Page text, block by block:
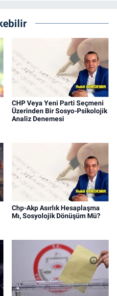
CHP Veya Yeni Parti Seçmeni
Üzerinden Bir Sosyo-Psikolojik
Analiz Denemesi
Chp-Akp Asırlık Hesaplaşma
Mı, Sosyolojik Dönüşüm Mü?